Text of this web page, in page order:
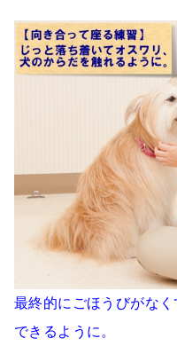
最終的にごほうびがなく
できるように。